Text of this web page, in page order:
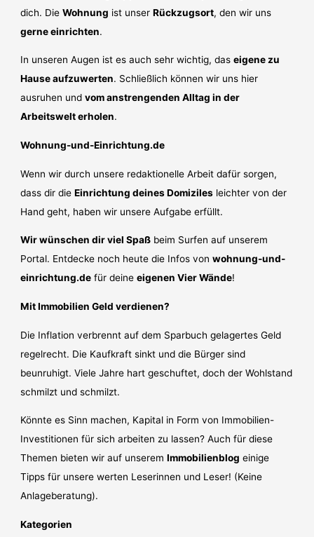
dich. DieWohnung ist unserRückzugsort, den wir uns
gerne einrichten.
In unseren Augen ist es auch sehr wichtig, daseigene zu
Hause aufzuwerten. Schließlich können wir uns hier
ausruhen undvom anstrengenden Alltag in der
Arbeitswelt erholen.
Wohnung-und-Einrichtung.de
Wenn wir durch unsere redaktionelle Arbeit dafür sorgen,
dass dir dieEinrichtung deines Domiziles leichter von der
Hand geht, haben wir unsere Aufgabe erfüllt.
Wir wünschen dir viel Spaß beim Surfen auf unserem
Portal. Entdecke noch heute die Infos vonwohnung-und-
einrichtung.de für deineeigenen Vier Wände!
Mit Immobilien Geld verdienen?
Die Inflation verbrennt auf dem Sparbuch gelagertes Geld
regelrecht. Die Kaufkraft sinkt und die Bürger sind
beunruhigt. Viele Jahre hart geschuftet, doch der Wohlstand
schmilzt und schmilzt.
Könnte es Sinn machen, Kapital in Form von Immobilien-
Investitionen für sich arbeiten zu lassen? Auch für diese
Themen bieten wir auf unseremImmobilienblog einige
Tipps für unsere werten Leserinnen und Leser! (Keine
Anlageberatung).
Kategorien